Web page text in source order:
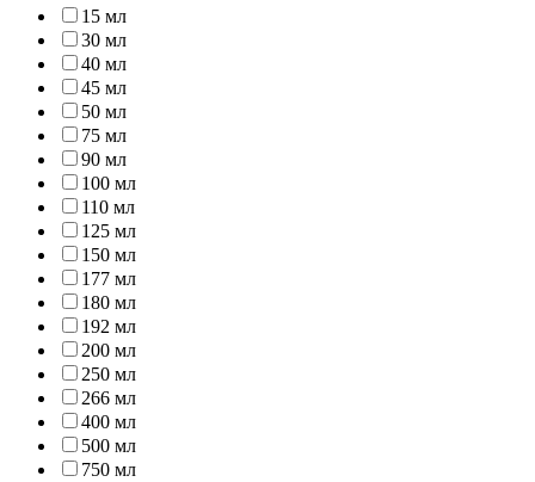
15 мл
30 мл
40 мл
45 мл
50 мл
75 мл
90 мл
100 мл
110 мл
125 мл
150 мл
177 мл
180 мл
192 мл
200 мл
250 мл
266 мл
400 мл
500 мл
750 мл